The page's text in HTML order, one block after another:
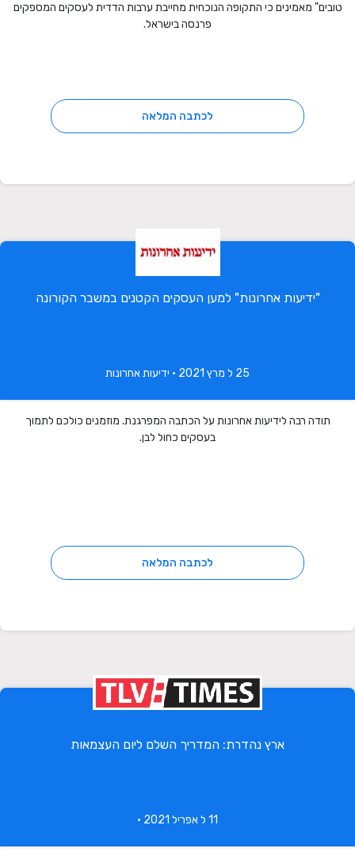
טובים" מאמינים כי התקופה הנוכחית מחייבת ערבות הדדית לעסקים המספקים
פרנסה בישראל.
לכתבה המלאה
"ידיעות אחרונות" למען העסקים הקטנים במשבר הקורונה
25 ל מרץ 2021 • ידיעות אחרונות
תודה רבה לידיעות אחרונות על הכתבה המפרגנת. מוזמנים כולכם לתמוך
בעסקים כחול לבן.
לכתבה המלאה
ארץ נהדרת: המדריך השלם ליום העצמאות